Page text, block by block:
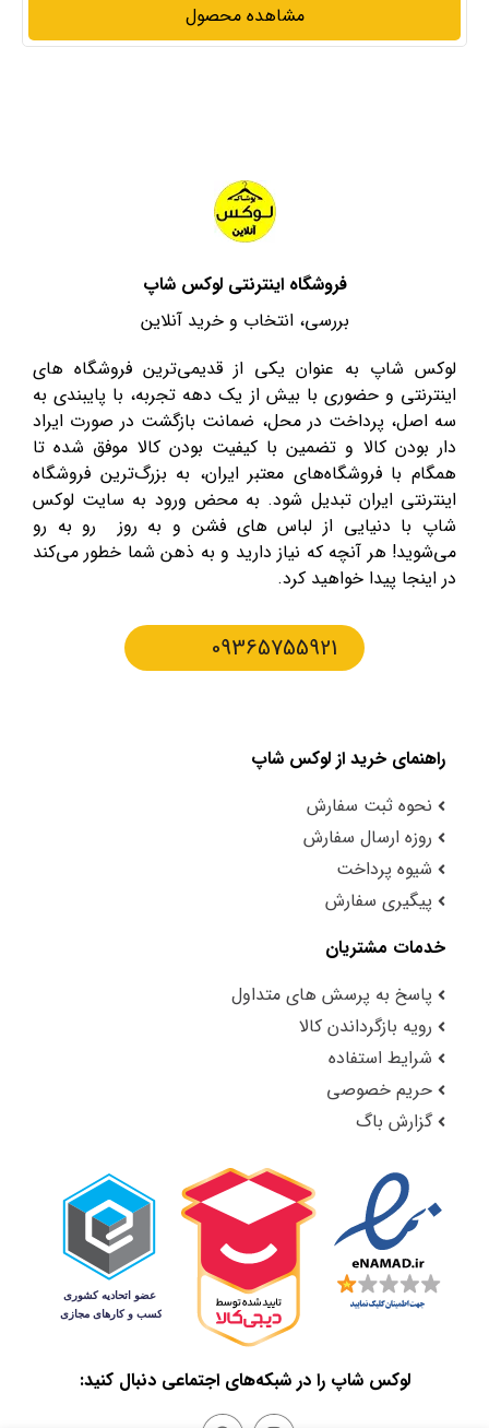
مشاهده محصول
فروشگاه اینترنتی لوکس شاپ
بررسی، انتخاب و خرید آنلاین
لوکس شاپ به عنوان یکی از قدیمی‌ترین فروشگاه های
اینترنتی و حضوری با بیش از یک دهه تجربه، با پایبندی به
سه اصل، پرداخت در محل، ضمانت بازگشت در صورت ایراد
دار بودن کالا و تضمین با کیفیت بودن کالا موفق شده تا
همگام با فروشگاه‌های معتبر ایران، به بزرگ‌ترین فروشگاه
اینترنتی ایران تبدیل شود. به محض ورود به سایت لوکس
شاپ با دنیایی از لباس های فشن و به روز رو به رو
می‌شوید! هر آنچه که نیاز دارید و به ذهن شما خطور می‌کند
در اینجا پیدا خواهید کرد.
09365755921
راهنمای خرید از لوکس شاپ
نحوه ثبت سفارش
روزه ارسال سفارش
شیوه پرداخت
پیگیری سفارش
خدمات مشتریان
پاسخ به پرسش های متداول
رویه بازگرداندن کالا
شرایط استفاده
حریم خصوصی
گزارش باگ
لوکس شاپ را در شبکه‌های اجتماعی دنبال کنید: